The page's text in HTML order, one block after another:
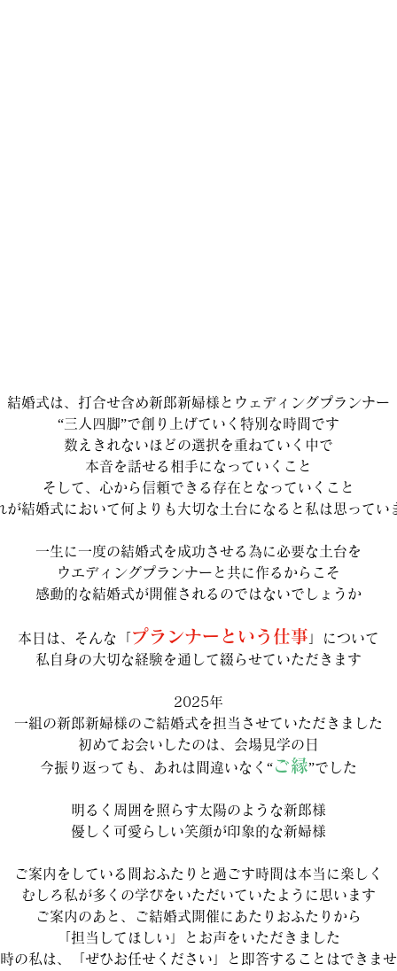
結婚式は、打合せ含め新郎新婦様とウェディングプランナー
“三人四脚”で創り上げていく特別な時間です
数えきれないほどの選択を重ねていく中で
本音を話せる相手になっていくこと
そして、心から信頼できる存在となっていくこと
が結婚式において何よりも大切な土台になると私は思ってい
一生に一度の結婚式を成功させる為に必要な土台を
ウエディングプランナーと共に作るからこそ
感動的な結婚式が開催されるのではないでしょうか
本日は、そんな「プランナーという仕事 」について
私自身の大切な経験を通して綴らせていただきます
2025年
一組の新郎新婦様のご結婚式を担当させていただきました
初めてお会いしたのは、会場見学の日
今振り返っても、あれは間違いなく“ご縁”でした
明るく周囲を照らす太陽のような新郎様
優しく可愛らしい笑顔が印象的な新婦様
ご案内をしている間おふたりと過ごす時間は本当に楽しく
むしろ私が多くの学びをいただいていたように思います
ご案内のあと、ご結婚式開催にあたりおふたりから
「担当してほしい」とお声をいただきました
の私は、「ぜひお任せください」と即答することはできま